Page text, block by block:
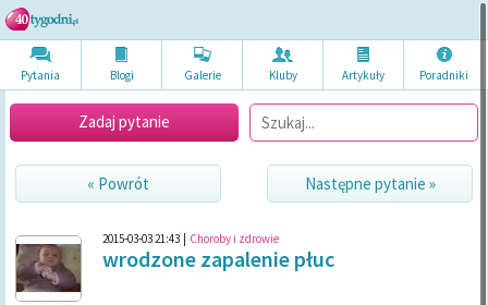
Pytania Blogi Galerie Kluby Artykuły Poradniki
Zadaj pytanie
« Powrót Następne pytanie »
2015-03-03 21:43 Choroby i zdrowie
wrodzone zapalenie płuc